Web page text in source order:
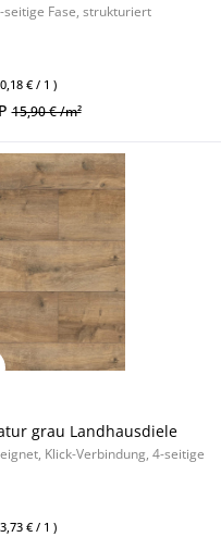
Fase, strukturiert
€ / 1 )
15,90 € /m²
grau Landhausdiele
Klick-Verbindung, 4-seitige
€ / 1 )